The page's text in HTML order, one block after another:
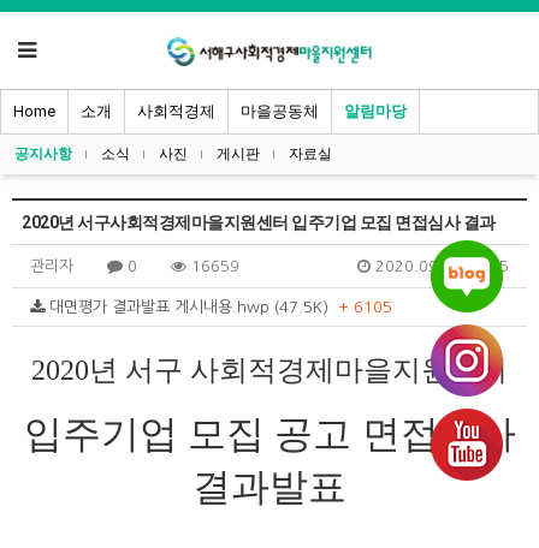
Home 소개 사회적경제 마을공동체 알림마당
공지사항 소식 사진 게시판 자료실
2020년 서구사회적경제마을지원센터 입주기업 모집 면접심사 결과
관리자 0 16659 2020.09.25 11:05
대면평가 결과발표 게시내용.hwp (47.5K) + 6105
2020년 서구 사회적경제마을지원센터
입주기업 모집 공고 면접심사
결과발표